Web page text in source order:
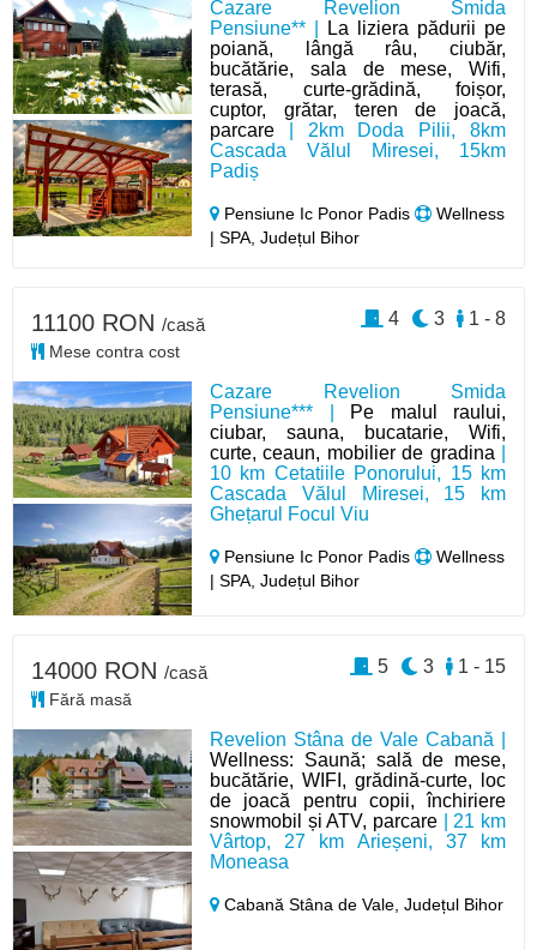
Cazare Revelion Smida
Pensiune** |
La liziera pădurii pe
poiană, lângă râu, ciubăr,
bucătărie, sala de mese, Wifi,
terasă, curte-grădină, foișor,
cuptor, grătar, teren de joacă,
parcare | 2km Doda Pilii, 8km
Cascada Vălul Miresei, 15km
Padiș
Pensiune Ic Ponor Padis
Wellness
| SPA, Județul Bihor
Cazare Revelion Smida
Pensiune*** |
Pe malul raului,
ciubar, sauna, bucatarie, Wifi,
curte, ceaun, mobilier de gradina
10 km Cetatiile Ponorului, 15 km
Cascada Vălul Miresei, 15 km
Ghețarul Focul Viu
Pensiune Ic Ponor Padis
Wellness
| SPA, Județul Bihor
11100 RON /casă
Mese contra cost
1 - 8
3
4
Revelion Stâna de Vale Cabană |
Wellness: Saună; sală de mese,
bucătărie, WIFI, grădină-curte, loc
de joacă pentru copii, închiriere
snowmobil și ATV, parcare | 21 km
Vârtop, 27 km Arieșeni, 37 km
Moneasa
Cabană Stâna de Vale,Județul Bihor
14000 RON /casă
Fără masă
1 - 15
3
5